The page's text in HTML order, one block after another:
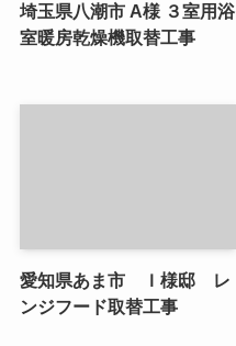
埼玉県八潮市 A様 ３室用浴
室暖房乾燥機取替工事
愛知県あま市 Ｉ様邸 レ
ンジフード取替工事